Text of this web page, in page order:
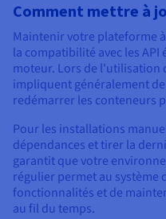
Comment mettre à
Maintenir votre plateforme
la compatibilité avec les
moteur. Lors de l'utilisation
impliquent généralement
redémarrer les conteneurs
Pour les installations
dépendances et tirer la
garantit que votre
régulier permet au système
fonctionnalités et de
au fil du temps.